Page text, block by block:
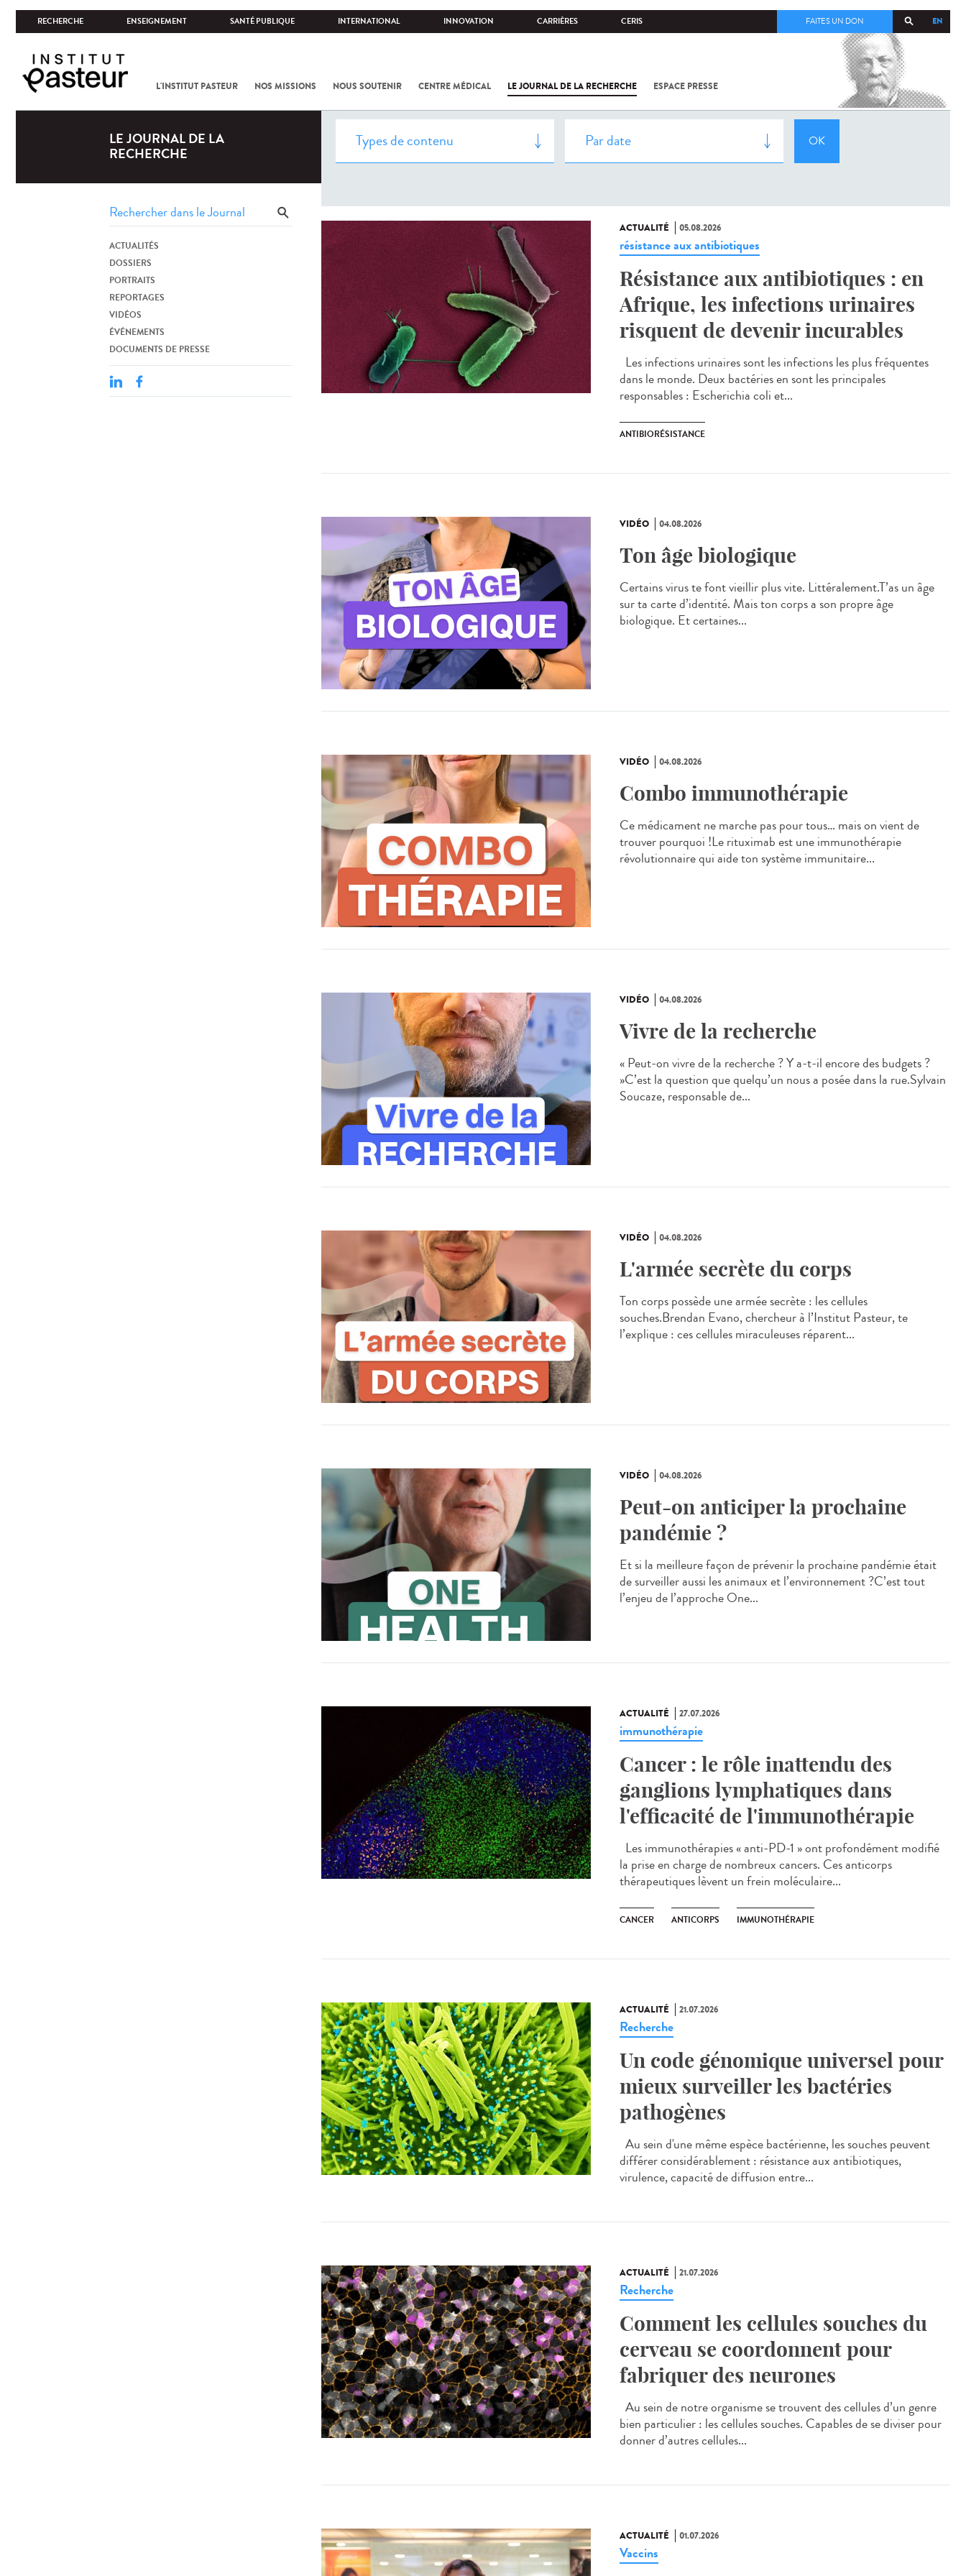
RECHERCHE ENSEIGNEMENT SANTÉ PUBLIQUE INTERNATIONAL INNOVATION CARRIÈRES CERIS EN
FAITES UN DON
L'INSTITUT PASTEUR NOS MISSIONS NOUS SOUTENIR CENTRE MÉDICAL LE JOURNAL DE LA RECHERCHE ESPACE PRESSE
COV-2 /
L'INSTITUT
PASTEUR
LE JOURNAL DE LA
RECHERCHE
ACTUALITÉS
DOSSIERS
PORTRAITS
REPORTAGES
VIDÉOS
ÉVÉNEMENTS
DOCUMENTS DE PRESSE
ACTUALITÉ 05.08.2026
résistance aux antibiotiques
Résistance aux antibiotiques : en
Afrique, les infections urinaires
risquent de devenir incurables
Les infections urinaires sont les infections les plus fréquentes
dans le monde. Deux bactéries en sont les principales
responsables : Escherichia coli et...
ANTIBIORÉSISTANCE
VIDÉO 04.08.2026
Ton âge biologique
Certains virus te font vieillir plus vite. Littéralement.T’as un âge
sur ta carte d’identité. Mais ton corps a son propre âge
biologique. Et certaines...
VIDÉO 04.08.2026
Combo immunothérapie
Ce médicament ne marche pas pour tous… mais on vient de
trouver pourquoi !Le rituximab est une immunothérapie
révolutionnaire qui aide ton système immunitaire...
VIDÉO 04.08.2026
Vivre de la recherche
« Peut-on vivre de la recherche ? Y a-t-il encore des budgets ?
»C’est la question que quelqu’un nous a posée dans la rue.Sylvain
Soucaze, responsable de...
VIDÉO 04.08.2026
L'armée secrète du corps
Ton corps possède une armée secrète : les cellules
souches.Brendan Evano, chercheur à l’Institut Pasteur, te
l’explique : ces cellules miraculeuses réparent...
VIDÉO 04.08.2026
Peut-on anticiper la prochaine
pandémie ?
Et si la meilleure façon de prévenir la prochaine pandémie était
de surveiller aussi les animaux et l’environnement ?C’est tout
l’enjeu de l’approche One...
ACTUALITÉ 27.07.2026
immunothérapie
Cancer : le rôle inattendu des
ganglions lymphatiques dans
l'efficacité de l'immunothérapie
Les immunothérapies « anti-PD-1 » ont profondément modifié
la prise en charge de nombreux cancers. Ces anticorps
thérapeutiques lèvent un frein moléculaire...
CANCER ANTICORPS IMMUNOTHÉRAPIE
ACTUALITÉ 21.07.2026
Recherche
Un code génomique universel pour
mieux surveiller les bactéries
pathogènes
Au sein d'une même espèce bactérienne, les souches peuvent
différer considérablement : résistance aux antibiotiques,
virulence, capacité de diffusion entre...
ACTUALITÉ 21.07.2026
Recherche
Comment les cellules souches du
cerveau se coordonnent pour
fabriquer des neurones
Au sein de notre organisme se trouvent des cellules d’un genre
bien particulier : les cellules souches. Capables de se diviser pour
donner d’autres cellules...
ACTUALITÉ 01.07.2026
Vaccins